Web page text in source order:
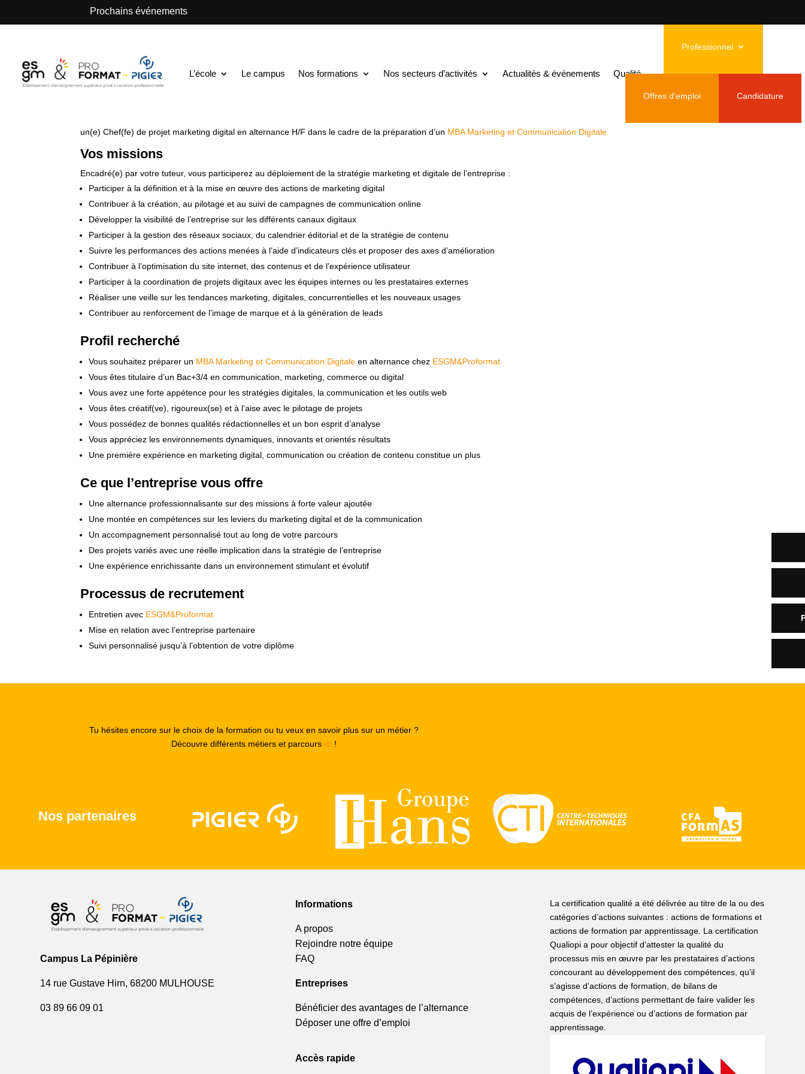
Prochains événements
L’école Le campus Nos formations Nos secteurs d’activités Actualités & événements Qualité
Professionnel
Offres d’emploi Candidature
Chef(fe) de projet marketing digital en alternance H/F
un(e) Chef(fe) de projet marketing digital en alternance H/F dans le cadre de la préparation d’un MBA Marketing et Communication Digitale.
Vos missions
Encadré(e) par votre tuteur, vous participerez au déploiement de la stratégie marketing et digitale de l’entreprise :
Participer à la définition et à la mise en œuvre des actions de marketing digital
Contribuer à la création, au pilotage et au suivi de campagnes de communication online
Développer la visibilité de l’entreprise sur les différents canaux digitaux
Participer à la gestion des réseaux sociaux, du calendrier éditorial et de la stratégie de contenu
Suivre les performances des actions menées à l’aide d’indicateurs clés et proposer des axes d’amélioration
Contribuer à l’optimisation du site internet, des contenus et de l’expérience utilisateur
Participer à la coordination de projets digitaux avec les équipes internes ou les prestataires externes
Réaliser une veille sur les tendances marketing, digitales, concurrentielles et les nouveaux usages
Contribuer au renforcement de l’image de marque et à la génération de leads
Profil recherché
Vous souhaitez préparer un MBA Marketing et Communication Digitale en alternance chez ESGM&Proformat
Vous êtes titulaire d’un Bac+3/4 en communication, marketing, commerce ou digital
Vous avez une forte appétence pour les stratégies digitales, la communication et les outils web
Vous êtes créatif(ve), rigoureux(se) et à l’aise avec le pilotage de projets
Vous possédez de bonnes qualités rédactionnelles et un bon esprit d’analyse
Vous appréciez les environnements dynamiques, innovants et orientés résultats
Une première expérience en marketing digital, communication ou création de contenu constitue un plus
Ce que l’entreprise vous offre
Une alternance professionnalisante sur des missions à forte valeur ajoutée
Une montée en compétences sur les leviers du marketing digital et de la communication
Un accompagnement personnalisé tout au long de votre parcours
Des projets variés avec une réelle implication dans la stratégie de l’entreprise
Une expérience enrichissante dans un environnement stimulant et évolutif
Processus de recrutement
Entretien avec ESGM&Proformat
Mise en relation avec l’entreprise partenaire
Suivi personnalisé jusqu’à l’obtention de votre diplôme
Tu hésites encore sur le choix de la formation ou tu veux en savoir plus sur un métier ?
Découvre différents métiers et parcours ici !
Nos partenaires
Campus La Pépinière
14 rue Gustave Hirn, 68200 MULHOUSE
03 89 66 09 01
Informations
A propos
Rejoindre notre équipe
FAQ
Entreprises
Bénéficier des avantages de l’alternance
Déposer une offre d’emploi
Accès rapide
La certification qualité a été délivrée au titre de la ou des
catégories d’actions suivantes : actions de formations et
actions de formation par apprentissage. La certification
Qualiopi a pour objectif d’attester la qualité du
processus mis en œuvre par les prestataires d’actions
concourant au développement des compétences, qu’il
s’agisse d’actions de formation, de bilans de
compétences, d’actions permettant de faire valider les
acquis de l’expérience ou d’actions de formation par
apprentissage.